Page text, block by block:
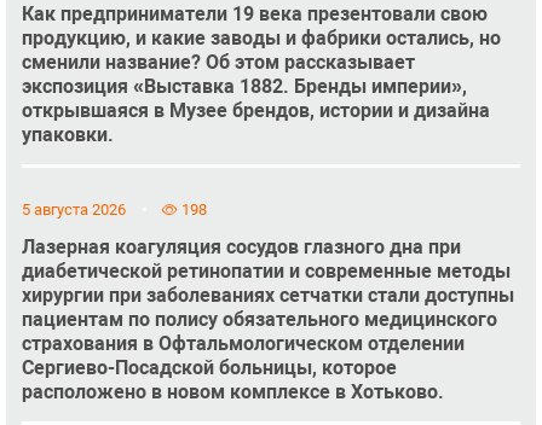
Как предприниматели 19 века презентовали свою
продукцию, и какие заводы и фабрики остались, но
сменили название? Об этом рассказывает
экспозиция «Выставка 1882. Бренды империи»,
открывшаяся в Музее брендов, истории и дизайна
упаковки.
5 августа 2026 198
Лазерная коагуляция сосудов глазного дна при
диабетической ретинопатии и современные методы
хирургии при заболеваниях сетчатки стали доступны
пациентам по полису обязательного медицинского
страхования в Офтальмологическом отделении
Сергиево-Посадской больницы, которое
расположено в новом комплексе в Хотьково.